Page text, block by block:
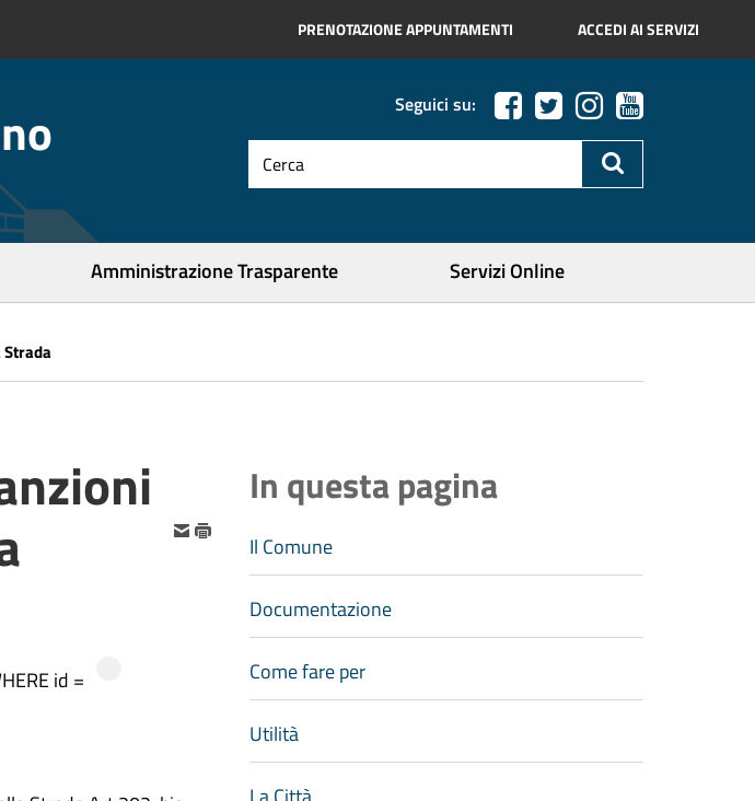
PRENOTAZIONE APPUNTAMENTI ACCEDI AI SERVIZI
Seguici su:
testo
da
Amministrazione Trasparente Servizi Online
id =
In questa pagina
Il Comune
Documentazione
Come fare per
Utilità